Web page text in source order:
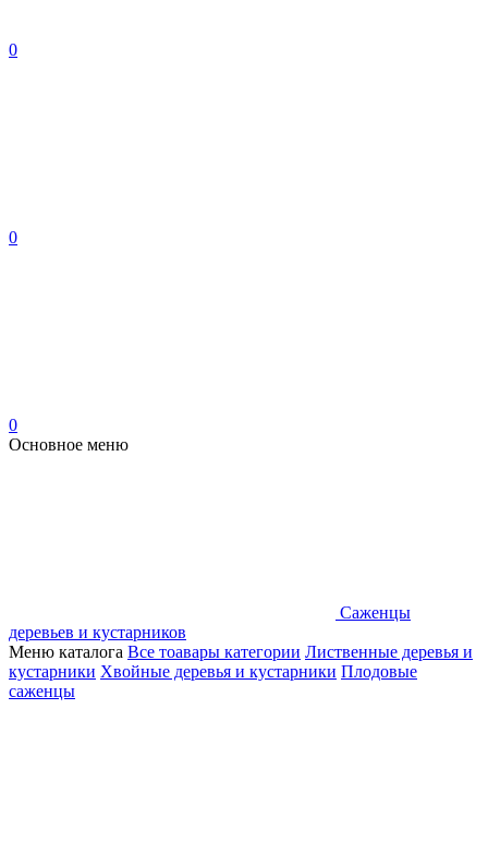
0
0
0
Основное меню
Саженцы
деревьев и кустарников
Меню каталога Все тоавары категории Лиственные деревья и
кустарники Хвойные деревья и кустарники Плодовые
саженцы